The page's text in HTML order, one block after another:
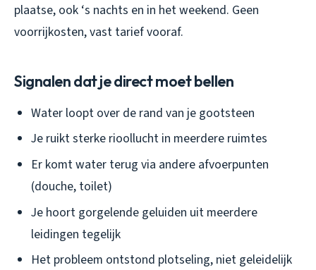
plaatse, ook ‘s nachts en in het weekend. Geen
voorrijkosten, vast tarief vooraf.
Signalen dat je direct moet bellen
Water loopt over de rand van je gootsteen
Je ruikt sterke rioollucht in meerdere ruimtes
Er komt water terug via andere afvoerpunten
(douche, toilet)
Je hoort gorgelende geluiden uit meerdere
leidingen tegelijk
Het probleem ontstond plotseling, niet geleidelijk